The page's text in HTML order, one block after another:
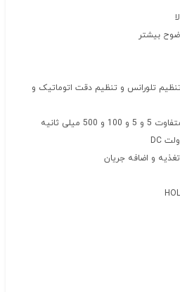
تلورانس و تنظیم دقت اتوماتیک و
ثانیه
و اضافه جریان